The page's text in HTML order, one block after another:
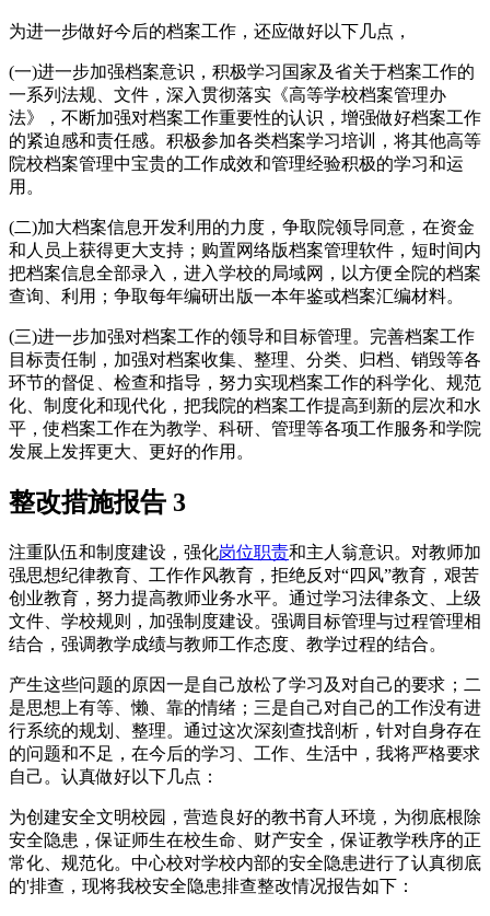
为进一步做好今后的档案工作，还应做好以下几点，
(一)进一步加强档案意识，积极学习国家及省关于档案工作的
一系列法规、文件，深入贯彻落实《高等学校档案管理办
法》，不断加强对档案工作重要性的认识，增强做好档案工作
的紧迫感和责任感。积极参加各类档案学习培训，将其他高等
院校档案管理中宝贵的工作成效和管理经验积极的学习和运
用。
(二)加大档案信息开发利用的力度，争取院领导同意，在资金
和人员上获得更大支持；购置网络版档案管理软件，短时间内
把档案信息全部录入，进入学校的局域网，以方便全院的档案
查询、利用；争取每年编研出版一本年鉴或档案汇编材料。
(三)进一步加强对档案工作的领导和目标管理。完善档案工作
目标责任制，加强对档案收集、整理、分类、归档、销毁等各
环节的督促、检查和指导，努力实现档案工作的科学化、规范
化、制度化和现代化，把我院的档案工作提高到新的层次和水
平，使档案工作在为教学、科研、管理等各项工作服务和学院
发展上发挥更大、更好的作用。
整改措施报告 3
注重队伍和制度建设，强化岗位职责和主人翁意识。对教师加
强思想纪律教育、工作作风教育，拒绝反对“四风”教育，艰苦
创业教育，努力提高教师业务水平。通过学习法律条文、上级
文件、学校规则，加强制度建设。强调目标管理与过程管理相
结合，强调教学成绩与教师工作态度、教学过程的结合。
产生这些问题的原因一是自己放松了学习及对自己的要求；二
是思想上有等、懒、靠的情绪；三是自己对自己的工作没有进
行系统的规划、整理。通过这次深刻查找剖析，针对自身存在
的问题和不足，在今后的学习、工作、生活中，我将严格要求
自己。认真做好以下几点：
为创建安全文明校园，营造良好的教书育人环境，为彻底根除
安全隐患，保证师生在校生命、财产安全，保证教学秩序的正
常化、规范化。中心校对学校内部的安全隐患进行了认真彻底
的'排查，现将我校安全隐患排查整改情况报告如下：